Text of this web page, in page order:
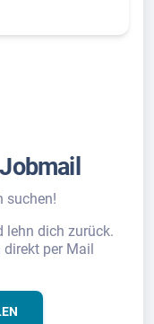
suchen!
lehn dich zurück.
per Mail